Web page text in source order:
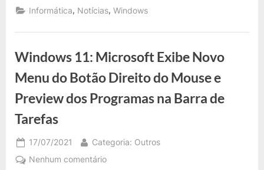
por
Uma
Revisão”
Informática, Notícias,Windows
Windows 11: Microsoft Exibe Novo
Menu do Botão Direito do Mouse e
Preview dos Programas na Barra de
Tarefas
Posted
on
17/07/2021 By
Categoria: Outros
Nenhum comentárioem